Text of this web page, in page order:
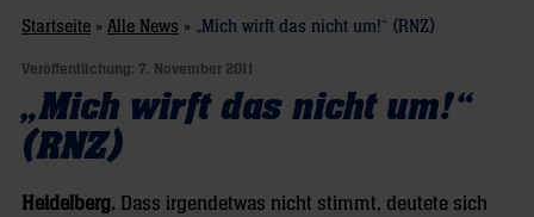
Startseite » Alle News » „Mich wirft das nicht um!“ (RNZ)
Veröffentlichung: 7. November 2011
„Mich wirft das nicht um!“
(RNZ)
Heidelberg. Dass irgendetwas nicht stimmt, deutete sich